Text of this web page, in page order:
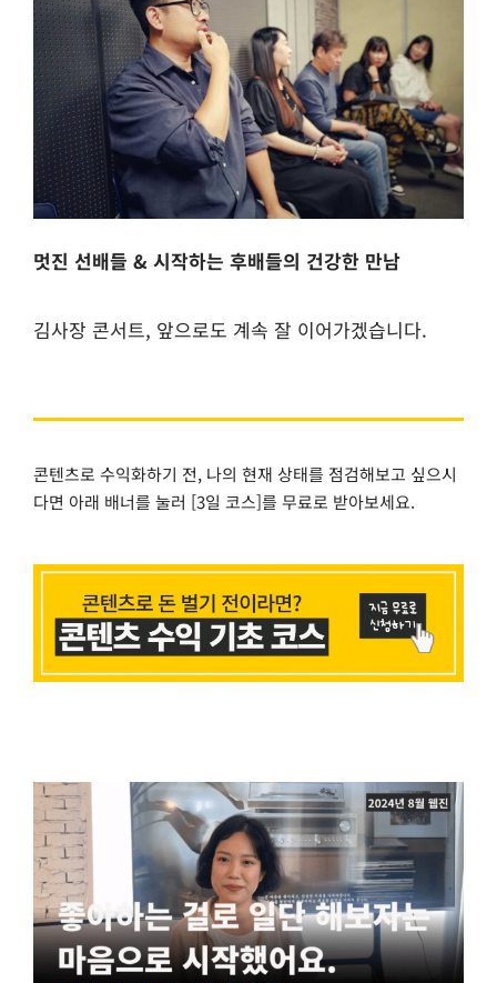
멋진 선배들 & 시작하는 후배들의 건강한 만남
김사장 콘서트, 앞으로도 계속 잘 이어가겠습니다.
콘텐츠로 수익화하기 전, 나의 현재 상태를 점검해보고 싶으시
다면 아래 배너를 눌러 [3일 코스]를 무료로 받아보세요.